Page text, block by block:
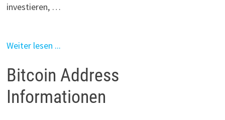
investieren, …
Weiter lesen ...
Bitcoin Address
Informationen